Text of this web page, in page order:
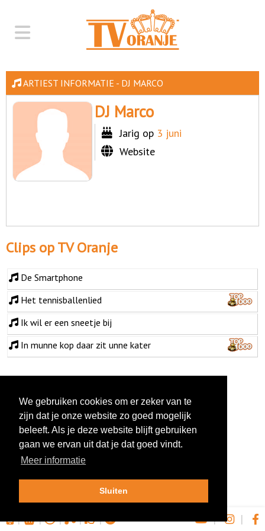
ARTIEST INFORMATIE - DJ MARCO
DJ Marco
Jarig op 3 juni
Website
Clips op TV Oranje
De Smartphone
Het tennisballenlied
Ik wil er een sneetje bij
In munne kop daar zit unne kater
| | | | | | |
We gebruiken cookies om er zeker van te
zijn dat je onze website zo goed mogelijk
beleeft. Als je deze website blijft gebruiken
gaan we ervan uit dat je dat goed vindt.
Meer informatie
Sluiten